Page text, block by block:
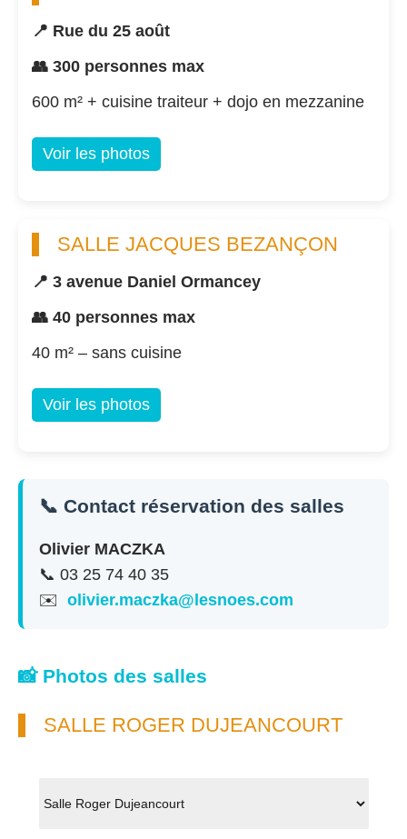
📍 Rue du 25 août
👥 300 personnes max
600 m² + cuisine traiteur + dojo en mezzanine
Voir les photos
SALLE JACQUES BEZANÇON
📍 3 avenue Daniel Ormancey
👥 40 personnes max
40 m² – sans cuisine
Voir les photos
📞 Contact réservation des salles
Olivier MACZKA
📞 03 25 74 40 35
✉️ olivier.maczka@lesnoes.com
📸 Photos des salles
SALLE ROGER DUJEANCOURT